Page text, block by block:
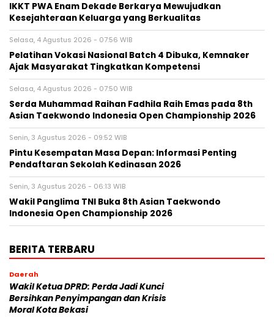
IKKT PWA Enam Dekade Berkarya Mewujudkan
Kesejahteraan Keluarga yang Berkualitas
Selasa, 4 Agustus 2026 - 07:56 WIB
Pelatihan Vokasi Nasional Batch 4 Dibuka, Kemnaker
Ajak Masyarakat Tingkatkan Kompetensi
Selasa, 4 Agustus 2026 - 07:50 WIB
Serda Muhammad Raihan Fadhila Raih Emas pada 8th
Asian Taekwondo Indonesia Open Championship 2026
Senin, 3 Agustus 2026 - 09:52 WIB
Pintu Kesempatan Masa Depan: Informasi Penting
Pendaftaran Sekolah Kedinasan 2026
Senin, 3 Agustus 2026 - 06:13 WIB
Wakil Panglima TNI Buka 8th Asian Taekwondo
Indonesia Open Championship 2026
BERITA TERBARU
Daerah
Wakil Ketua DPRD: Perda Jadi Kunci
Bersihkan Penyimpangan dan Krisis
Moral Kota Bekasi